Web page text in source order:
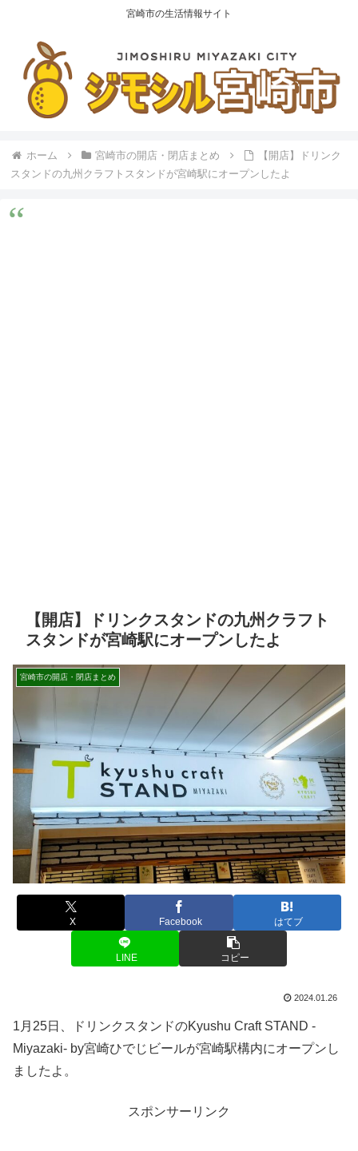
宮崎市の生活情報サイト
ホーム 宮崎市の開店・閉店まとめ
【開店】ドリンク
スタンドの九州クラフトスタンドが宮崎駅にオープンしたよ
【開店】ドリンクスタンドの九州クラフト
スタンドが宮崎駅にオープンしたよ
宮崎市の開店・閉店まとめ
X Facebook はてブ
LINE コピー
2024.01.26
1月25日、ドリンクスタンドのKyushu Craft STAND -
Miyazaki- by宮崎ひでじビールが宮崎駅構内にオープンし
ましたよ。
スポンサーリンク